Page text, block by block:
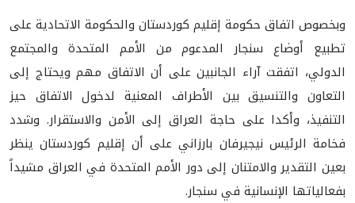
وبخصوص اتفاق حكومة إقليم كوردستان والحكومة الاتحادية على
تطبيع أوضاع سنجار المدعوم من الأمم المتحدة والمجتمع
الدولي، اتفقت آراء الجانبين على أن الاتفاق مهم ويحتاج إلى
التعاون والتنسيق بين الأطراف المعنية لدخول الاتفاق حيز
التنفيذ، وأكدا على حاجة العراق إلى الأمن والاستقرار. وشدد
فخامة الرئيس نيجيرفان بارزاني على أن إقليم كوردستان ينظر
بعين التقدير والامتنان إلى دور الأمم المتحدة في العراق مشيداً
بفعالياتها الإنسانية في سنجار.